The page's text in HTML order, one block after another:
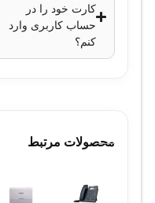
3.0)
تصویر از راه دور
کارت خود را در
حساب کاربری وارد
کنم؟
محصولات مرتبط